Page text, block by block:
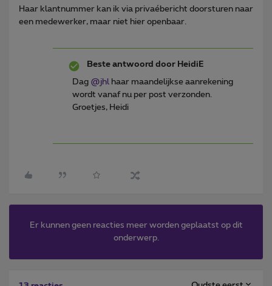
Haar klantnummer kan ik via privaébericht doorsturen naar
een medewerker, maar niet hier openbaar.
Beste antwoord door HeidiE
Dag ​ @jhl haar maandelijkse aanrekening
wordt vanaf nu per post verzonden.
Groetjes, Heidi
Er kunnen geen reacties meer worden geplaatst op dit
onderwerp.